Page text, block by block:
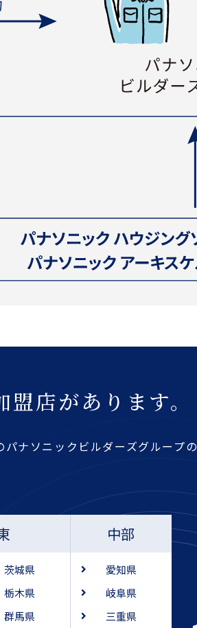
店があります。
ナソニックビルダーズグループの
茨城県
栃木県
群馬県
中部
愛知県
岐阜県
三重県